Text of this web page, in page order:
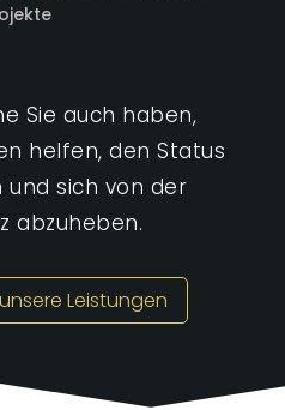
Sie auch haben,
helfen, den Status
und sich von der
abzuheben.
Leistungen